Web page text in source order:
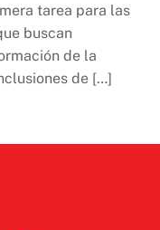
tarea para las
buscan
de la
de […]